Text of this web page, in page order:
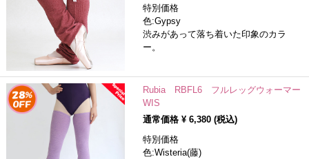
特別価格
色:Gypsy
渋みがあって落ち着いた印象のカラ
ー。
Rubia RBFL6 フルレッグウォーマー
WIS
通常価格 ¥ 6,380(税込)
特別価格
色:Wisteria(藤)